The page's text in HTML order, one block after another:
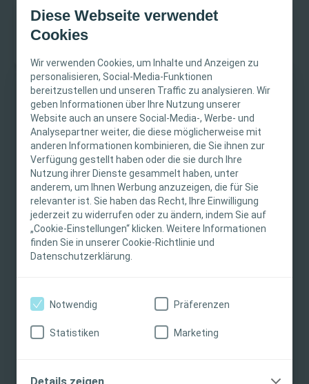
Diese Webseite verwendet
Cookies
Wir verwenden Cookies, um Inhalte und Anzeigen zu
personalisieren, Social-Media-Funktionen
bereitzustellen und unseren Traffic zu analysieren. Wir
geben Informationen über Ihre Nutzung unserer
Website auch an unsere Social-Media-, Werbe- und
Analysepartner weiter, die diese möglicherweise mit
anderen Informationen kombinieren, die Sie ihnen zur
Verfügung gestellt haben oder die sie durch Ihre
Nutzung ihrer Dienste gesammelt haben, unter
anderem, um Ihnen Werbung anzuzeigen, die für Sie
relevanter ist. Sie haben das Recht, Ihre Einwilligung
jederzeit zu widerrufen oder zu ändern, indem Sie auf
„Cookie-Einstellungen“ klicken. Weitere Informationen
finden Sie in unserer Cookie-Richtlinie und
Datenschutzerklärung.
Notwendig Präferenzen
Statistiken Marketing
Details zeigen
WICHTIGER HINWEIS
Diese Website richtet sich nur an medizinisches
Fachpersonal. Der Inhalt der Website ist für
fachliche Informations- und Fortbildungszwecke
bestimmt. Coloplast bietet keinen individuellen
medizinischen Rat. Die Verantwortung für die
individuelle Patientenversorgung liegt beim
medizinischen Fachpersonal. Detaillierte
Produktinformationen zu den vorgestellten
Produkten, einschließlich Anwendungshinweise,
Vorsichtsmaßnahmen und Warnhinweisen,
finden Sie in der Gebrauchsanweisung (IFU) des
Produkts, die vor der Verwendung sorgfältig zu
Ich bin eine medizinische Fachkraft
Erfahren Sie mehr über "Meine Stomapflege"
Ähnliche Inhalte